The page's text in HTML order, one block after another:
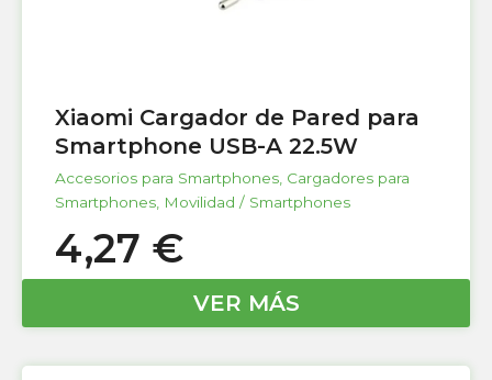
Xiaomi Cargador de Pared para
Smartphone USB-A 22.5W
Accesorios para Smartphones Cargadores para
Smartphones Movilidad / Smartphones
4,27 €
VER MÁS